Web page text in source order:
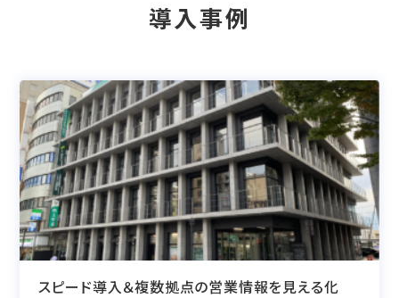
導入事例
スピード導入＆複数拠点の営業情報を見える化